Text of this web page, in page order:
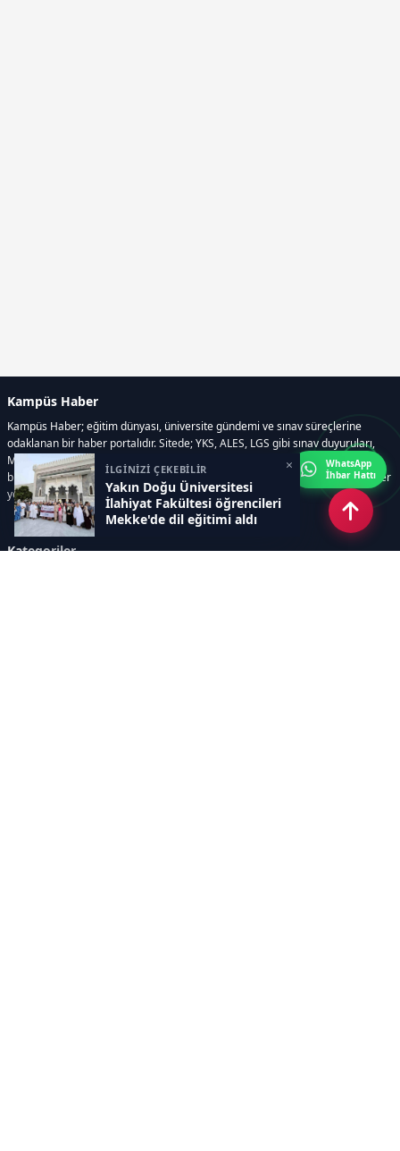
İLGİNİZİ ÇEKEBİLİR
Yakın Doğu Üniversitesi
İlahiyat Fakültesi öğrencileri
Mekke'de dil eğitimi aldı
×
Kampüs Haber
Kampüs Haber; eğitim dünyası, üniversite gündemi ve sınav süreçlerine
odaklanan bir haber portalıdır. Sitede; YKS, ALES, LGS gibi sınav duyuruları,
Milli Eğitim Bakanlığı gelişmeleri, üniversite haberleri, rehberlik içerikleri,
bilim ve teknoloji alanındaki yenilikler ile öğrenci yaşamına dair güncel bilgiler
yer alır.
Kategoriler
WhatsApp
İhbar Hattı